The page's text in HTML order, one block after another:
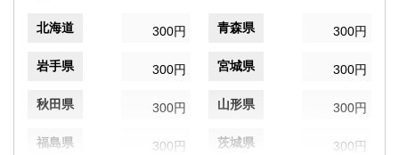
北海道 300円 青森県 300円
岩手県 300円 宮城県 300円
秋田県 300円 山形県 300円
福島県 300円 茨城県 300円